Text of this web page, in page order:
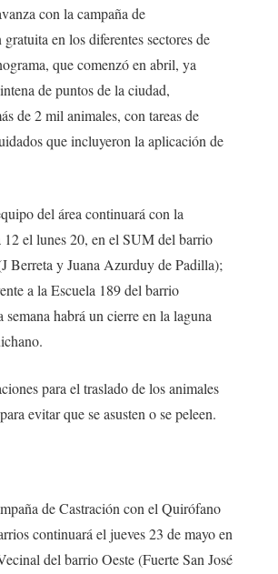
con la campaña de
gratuita en los diferentes sectores de
que comenzó en abril, ya
de puntos de la ciudad,
de 2 mil animales, con tareas de
que incluyeron la aplicación de
del área continuará con la
12 el lunes 20, en el SUM del barrio
Berreta y Juana Azurduy de Padilla);
a la Escuela 189 del barrio
semana habrá un cierre en la laguna
para el traslado de los animales
evitar que se asusten o se peleen.
de Castración con el Quirófano
continuará el jueves 23 de mayo en
del barrio Oeste (Fuerte San José